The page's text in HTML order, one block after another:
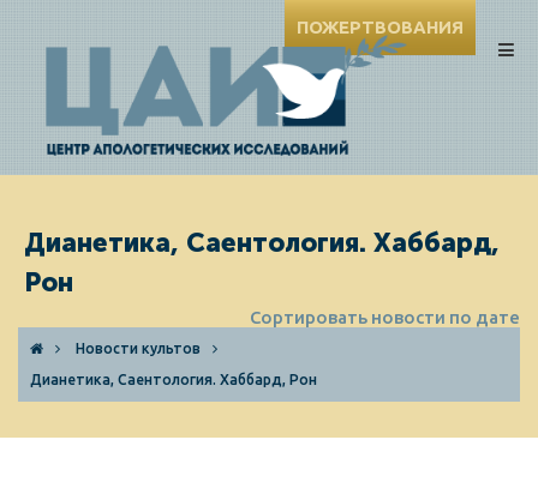
ПОЖЕРТВОВАНИЯ
Дианетика, Саентология. Хаббард,
Рон
Сортировать новости по дате
Новости культов
Дианетика, Саентология. Хаббард, Рон